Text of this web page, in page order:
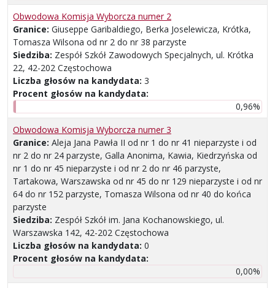
Obwodowa Komisja Wyborcza numer 2
Granice: Giuseppe Garibaldiego, Berka Joselewicza, Krótka,
Tomasza Wilsona od nr 2 do nr 38 parzyste
Siedziba: Zespół Szkół Zawodowych Specjalnych, ul. Krótka
22, 42-202 Częstochowa
Liczba głosów na kandydata: 3
Procent głosów na kandydata:
0,96%
Obwodowa Komisja Wyborcza numer 3
Granice: Aleja Jana Pawła II od nr 1 do nr 41 nieparzyste i od
nr 2 do nr 24 parzyste, Galla Anonima, Kawia, Kiedrzyńska od
nr 1 do nr 45 nieparzyste i od nr 2 do nr 46 parzyste,
Tartakowa, Warszawska od nr 45 do nr 129 nieparzyste i od nr
64 do nr 152 parzyste, Tomasza Wilsona od nr 40 do końca
parzyste
Siedziba: Zespół Szkół im. Jana Kochanowskiego, ul.
Warszawska 142, 42-202 Częstochowa
Liczba głosów na kandydata: 0
Procent głosów na kandydata:
0,00%